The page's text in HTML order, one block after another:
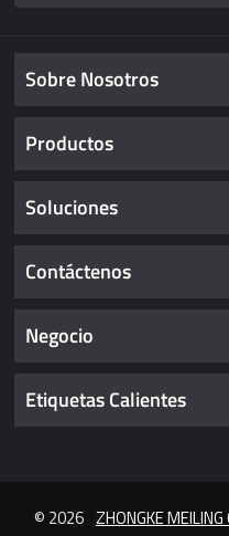
Sobre Nosotros
Productos
Soluciones
Contáctenos
Negocio
Etiquetas Calientes
© 2026 ZHONGKE